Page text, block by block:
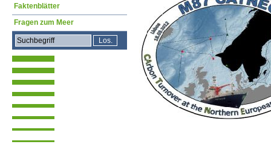
Faktenblätter
Fragen zum Meer